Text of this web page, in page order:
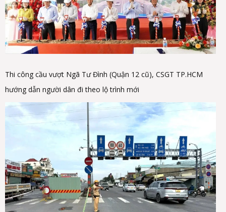
Thi công cầu vượt Ngã Tư Đình (Quận 12 cũ), CSGT TP.HCM
hướng dẫn người dân đi theo lộ trình mới